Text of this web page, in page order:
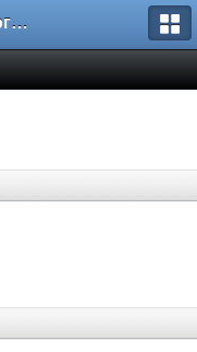
Форум игрового проекта Riverrise